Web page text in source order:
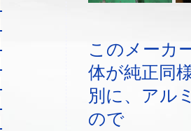
このメーカ
体が純正同
別に、アル
ので